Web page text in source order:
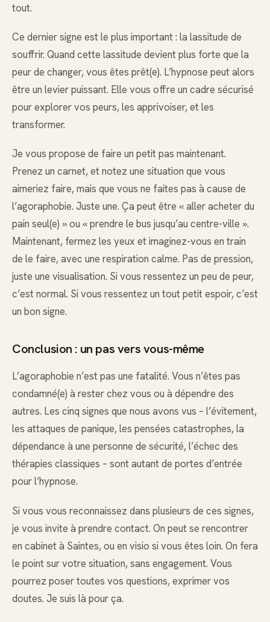
tout.
Ce dernier signe est le plus important : la lassitude de
souffrir. Quand cette lassitude devient plus forte que la
peur de changer, vous êtes prêt(e). L’hypnose peut alors
être un levier puissant. Elle vous offre un cadre sécurisé
pour explorer vos peurs, les apprivoiser, et les
transformer.
Je vous propose de faire un petit pas maintenant.
Prenez un carnet, et notez une situation que vous
aimeriez faire, mais que vous ne faites pas à cause de
l’agoraphobie. Juste une. Ça peut être « aller acheter du
pain seul(e) » ou « prendre le bus jusqu’au centre-ville ».
Maintenant, fermez les yeux et imaginez-vous en train
de le faire, avec une respiration calme. Pas de pression,
juste une visualisation. Si vous ressentez un peu de peur,
c’est normal. Si vous ressentez un tout petit espoir, c’est
un bon signe.
Conclusion : un pas vers vous-même
L’agoraphobie n’est pas une fatalité. Vous n’êtes pas
condamné(e) à rester chez vous ou à dépendre des
autres. Les cinq signes que nous avons vus – l’évitement,
les attaques de panique, les pensées catastrophes, la
dépendance à une personne de sécurité, l’échec des
thérapies classiques – sont autant de portes d’entrée
pour l’hypnose.
Si vous vous reconnaissez dans plusieurs de ces signes,
je vous invite à prendre contact. On peut se rencontrer
en cabinet à Saintes, ou en visio si vous êtes loin. On fera
le point sur votre situation, sans engagement. Vous
pourrez poser toutes vos questions, exprimer vos
doutes. Je suis là pour ça.